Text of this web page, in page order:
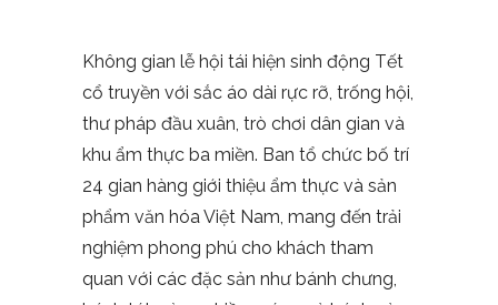
Không gian lễ hội tái hiện sinh động Tết
cổ truyền với sắc áo dài rực rỡ, trống hội,
thư pháp đầu xuân, trò chơi dân gian và
khu ẩm thực ba miền. Ban tổ chức bố trí
24 gian hàng giới thiệu ẩm thực và sản
phẩm văn hóa Việt Nam, mang đến trải
nghiệm phong phú cho khách tham
quan với các đặc sản như bánh chưng,